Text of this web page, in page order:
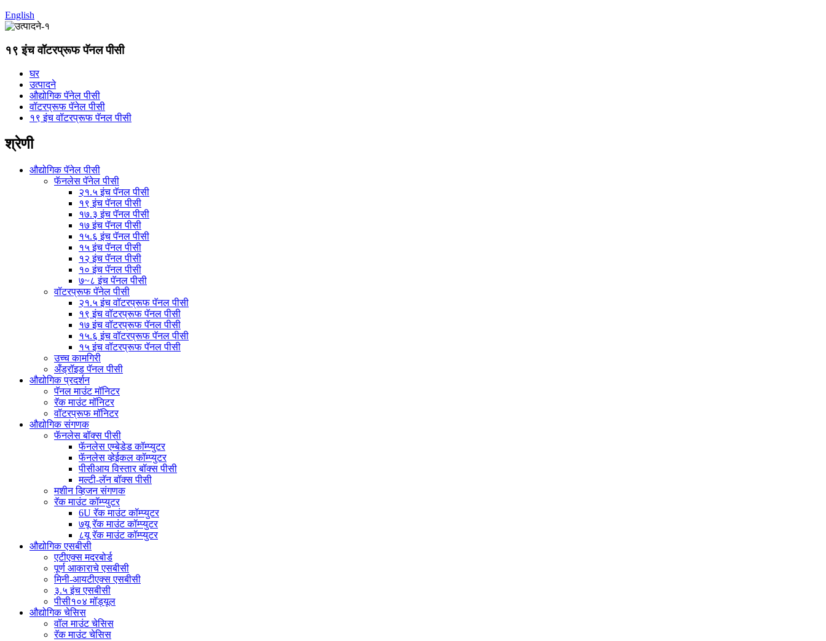
English
१९ इंच वॉटरप्रूफ पॅनल पीसी
घर
उत्पादने
औद्योगिक पॅनेल पीसी
वॉटरप्रूफ पॅनेल पीसी
१९ इंच वॉटरप्रूफ पॅनल पीसी
श्रेणी
औद्योगिक पॅनेल पीसी
फॅनलेस पॅनेल पीसी
२१.५ इंच पॅनल पीसी
१९ इंच पॅनल पीसी
१७.३ इंच पॅनल पीसी
१७ इंच पॅनल पीसी
१५.६ इंच पॅनल पीसी
१५ इंच पॅनल पीसी
१२ इंच पॅनल पीसी
१० इंच पॅनल पीसी
७~८ इंच पॅनल पीसी
वॉटरप्रूफ पॅनेल पीसी
२१.५ इंच वॉटरप्रूफ पॅनल पीसी
१९ इंच वॉटरप्रूफ पॅनल पीसी
१७ इंच वॉटरप्रूफ पॅनल पीसी
१५.६ इंच वॉटरप्रूफ पॅनल पीसी
१५ इंच वॉटरप्रूफ पॅनल पीसी
उच्च कामगिरी
अँड्रॉइड पॅनल पीसी
औद्योगिक प्रदर्शन
पॅनल माउंट मॉनिटर
रॅक माउंट मॉनिटर
वॉटरप्रूफ मॉनिटर
औद्योगिक संगणक
फॅनलेस बॉक्स पीसी
फॅनलेस एम्बेडेड कॉम्प्युटर
फॅनलेस व्हेईकल कॉम्प्युटर
पीसीआय विस्तार बॉक्स पीसी
मल्टी-लॅन बॉक्स पीसी
मशीन व्हिजन संगणक
रॅक माउंट कॉम्प्युटर
6U रॅक माउंट कॉम्प्युटर
७यू रॅक माउंट कॉम्प्युटर
८यू रॅक माउंट कॉम्प्युटर
औद्योगिक एसबीसी
एटीएक्स मदरबोर्ड
पूर्ण आकाराचे एसबीसी
मिनी-आयटीएक्स एसबीसी
३.५ इंच एसबीसी
पीसी१०४ मॉड्यूल
औद्योगिक चेसिस
वॉल माउंट चेसिस
रॅक माउंट चेसिस